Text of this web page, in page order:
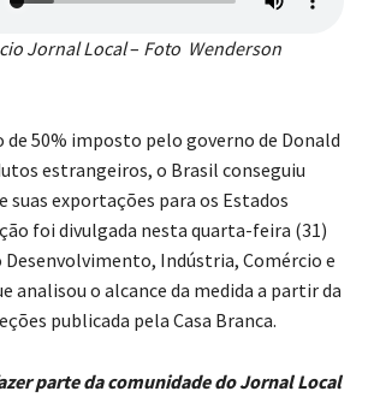
Jornal Local– Foto Wenderson
50% imposto pelo governo de Donald
estrangeiros, o Brasil conseguiu
suas exportações para os Estados
foi divulgada nesta quarta-feira (31)
Indústria, Comércio e
analisou o alcance da medida a partir da
publicada pela Casa Branca.
parte da comunidade do Jornal Local